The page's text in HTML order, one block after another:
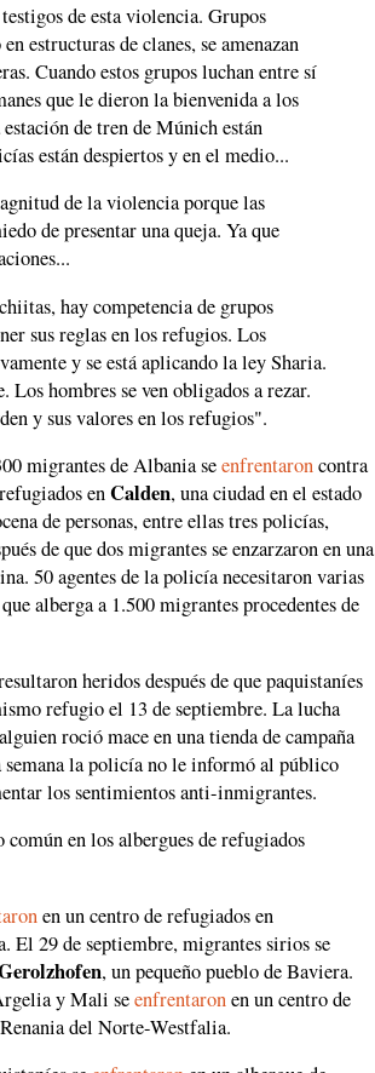
de esta violencia. Grupos
estructuras de clanes, se amenazan
Cuando estos grupos luchan entre sí
que le dieron la bienvenida a los
de tren de Múnich están
están despiertos y en el medio...
de la violencia porque las
de presentar una queja. Ya que
hay competencia de grupos
sus reglas en los refugios. Los
y se está aplicando la ley Sharia.
Los hombres se ven obligados a rezar.
y sus valores en los refugios".
migrantes de Albania seenfrentaroncontra
enCalden, una ciudad en el estado
de personas, entre ellas tres policías,
de que dos migrantes se enzarzaron en una
50 agentes de la policía necesitaron varias
alberga a 1.500 migrantes procedentes de
heridos después de que paquistaníes
refugio el 13 de septiembre. La lucha
roció mace en una tienda de campaña
la policía no le informó al público
los sentimientos anti-inmigrantes.
en los albergues de refugiados
en un centro de refugiados en
El 29 de septiembre, migrantes sirios se
, un pequeño pueblo de Baviera.
y Mali seenfrentaronen un centro de
del Norte-Westfalia.